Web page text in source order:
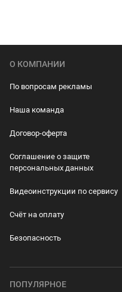
О КОМПАНИИ
По вопросам рекламы
Наша команда
Договор-оферта
Соглашение о защите
персональных данных
Видеоинструкции по сервису
Счёт на оплату
Безопасность
ПОПУЛЯРНОЕ